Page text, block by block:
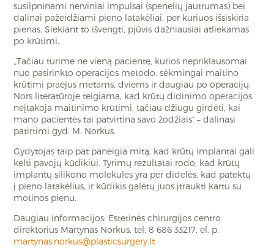
susilpninami nerviniai impulsai (spenelių jautrumas) bei
dalinai pažeidžiami pieno latakėliai, per kuriuos išsiskiria
pienas. Siekiant to išvengti, pjūvis dažniausiai atliekamas
po krūtimi.
„Tačiau turime ne vieną pacientę, kurios nepriklausomai
nuo pasirinkto operacijos metodo, sėkmingai maitino
krūtimi praėjus metams, dviems ir daugiau po operacijų.
Nors literatūroje teigiama, kad krūtų didinimo operacijos
neįtakoja maitinimo krūtimi, tačiau džiugu girdėti, kai
mano pacientės tai patvirtina savo žodžiais“ – dalinasi
patirtimi gyd. M. Norkus.
Gydytojas taip pat paneigia mitą, kad krūtų implantai gali
kelti pavojų kūdikiui. Tyrimų rezultatai rodo, kad krūtų
implantų silikono molekulės yra per didelės, kad patektų
į pieno latakėlius, ir kūdikis galėtų juos įtraukti kartu su
motinos pienu.
Daugiau informacijos: Estetinės chirurgijos centro
direktorius Martynas Norkus, tel. 8 686 33217, el. p.
martynas.norkus@plasticsurgery.lt